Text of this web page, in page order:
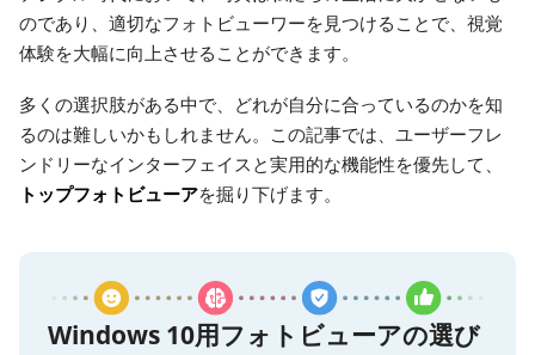
のであり、適切なフォトビューワーを見つけることで、視覚
体験を大幅に向上させることができます。
多くの選択肢がある中で、どれが自分に合っているのかを知
るのは難しいかもしれません。この記事では、ユーザーフレ
ンドリーなインターフェイスと実用的な機能性を優先して、
トップフォトビューアを掘り下げます。
Windows 10用フォトビューアの選び